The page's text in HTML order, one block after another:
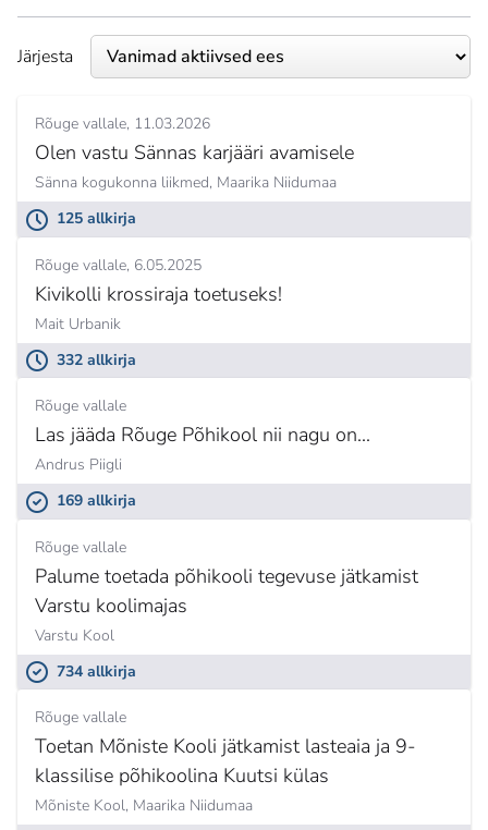
Järjesta
Rõuge vallale 11.03.2026
Olen vastu Sännas karjääri avamisele
Sänna kogukonna liikmed, Maarika Niidumaa
125 allkirja
Rõuge vallale 6.05.2025
Kivikolli krossiraja toetuseks!
Mait Urbanik
332 allkirja
Rõuge vallale
Las jääda Rõuge Põhikool nii nagu on...
Andrus Piigli
169 allkirja
Rõuge vallale
Palume toetada põhikooli tegevuse jätkamist
Varstu koolimajas
Varstu Kool
734 allkirja
Rõuge vallale
Toetan Mõniste Kooli jätkamist lasteaia ja 9-
klassilise põhikoolina Kuutsi külas
Mõniste Kool, Maarika Niidumaa